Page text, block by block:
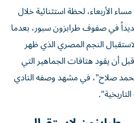
الأربعاء، لحظة استثنائية خلال
في صفوف طرابزون سبور، بعدما
النجم المصري الذي ظهر
القميص رقم 10، قبل أن يقود هتافات الجماهير التي
صلاح"، في مشهد وصفه النادي